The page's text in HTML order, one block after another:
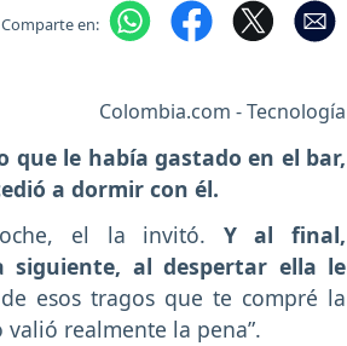
Comparte en:
Colombia.com - Tecnología
que le había gastado en el bar,
a dormir con él.
el la invitó. Y al final,
siguiente, al despertar ella le
esos tragos que te compré la
realmente la pena”.